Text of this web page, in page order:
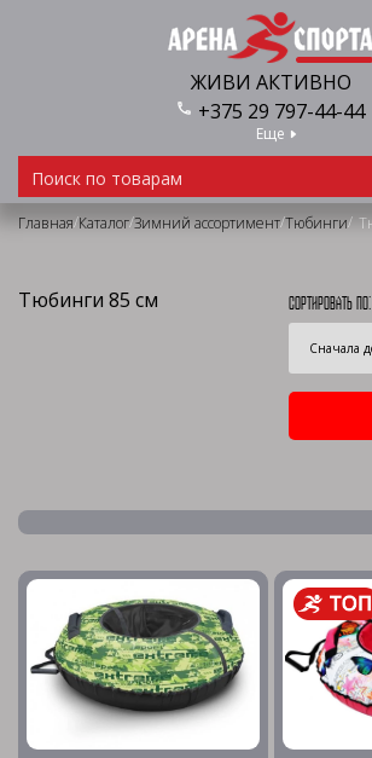
ЖИВИ АКТИВНО
+375 29 797-44-44
Еще
Главная/Каталог/Зимний ассортимент/Тюбинги/
Тюбинги 85 см Сортировать по: